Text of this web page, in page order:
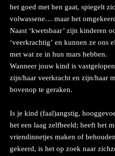
het goed met hen gaat, spiegelt
volwassene… maar het
Naast ‘kwetsbaar’ zijn kinderen
‘veerkrachtig’ en kunnen ze ons
met wat ze in hun mars hebben.
Wanneer jouw kind is
zijn/haar veerkracht en zijn/haar
bovenop te geraken.
Is je kind (faal)angstig,
het een laag zelfbeeld; heeft het
vriendinnetjes maken of
gekeerd, is het op zoek naar